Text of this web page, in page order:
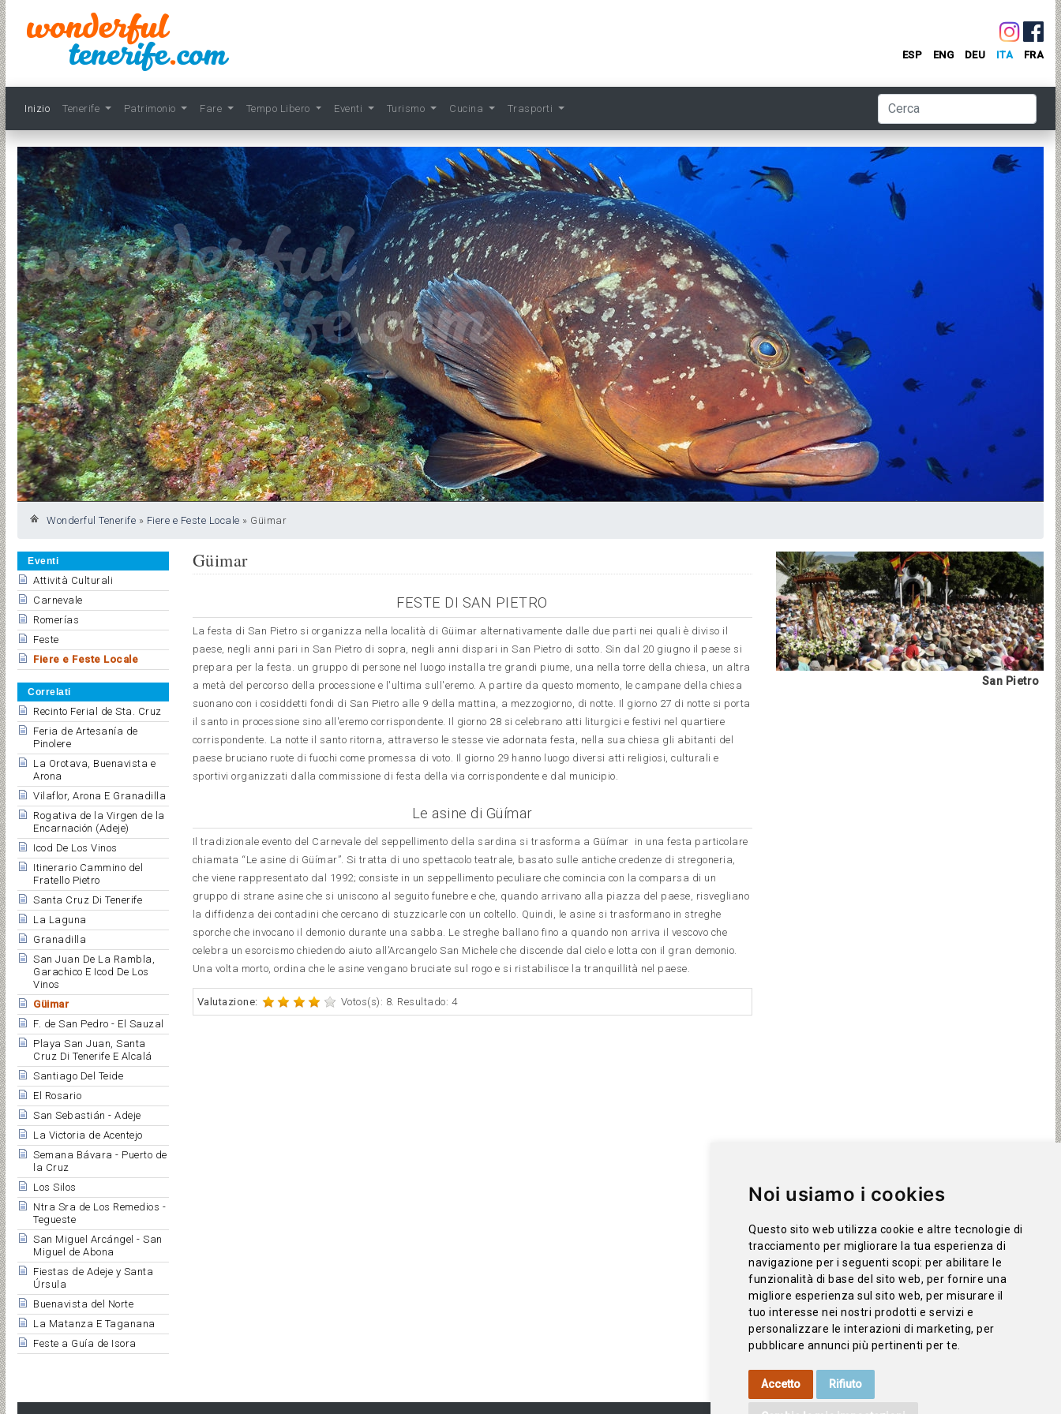
Noi usiamo i cookies
Questo sito web utilizza cookie e altre tecnologie di
tracciamento per migliorare la tua esperienza di
navigazione per i seguenti scopi:per abilitare le
funzionalità di base del sito web, per fornire una
migliore esperienza sul sito web,per misurare il
tuo interesse nei nostri prodotti e servizi e
personalizzare le interazioni di marketing,per
pubblicare annunci più pertinenti per te
Accetto Rifiuto
Inizio Tenerife Patrimonio Fare Tempo Libero Eventi Turismo Cucina Trasporti
ESP ENG DEU ITA FRA
Wonderful Tenerife » Fiere e Feste Locale » Güimar
Eventi
Attività Culturali
Carnevale
Romerías
Feste
Fiere e Feste Locale
Correlati
Recinto Ferial de Sta. Cruz
Feria de Artesanía de
Pinolere
La Orotava, Buenavista e
Arona
Vilaflor, Arona E Granadilla
Rogativa de la Virgen de la
Encarnación (Adeje)
Icod De Los Vinos
Itinerario Cammino del
Fratello Pietro
Santa Cruz Di Tenerife
La Laguna
Granadilla
San Juan De La Rambla,
Garachico E Icod De Los
Vinos
Güimar
F. de San Pedro - El Sauzal
Playa San Juan, Santa
Cruz Di Tenerife E Alcalá
Santiago Del Teide
El Rosario
San Sebastián - Adeje
La Victoria de Acentejo
Semana Bávara - Puerto de
la Cruz
Los Silos
Ntra Sra de Los Remedios -
Tegueste
San Miguel Arcángel - San
Miguel de Abona
Fiestas de Adeje y Santa
Úrsula
Buenavista del Norte
La Matanza E Taganana
Feste a Guía de Isora
Güimar
FESTE DI SAN PIETRO
La festa di San Pietro si organizza nella località di Güimar alternativamente dalle due parti nei quali è diviso il
paese, negli anni pari in San Pietro di sopra, negli anni dispari in San Pietro di sotto. Sin dal 20 giugno il paese si
prepara per la festa. un gruppo di persone nel luogo installa tre grandi piume, una nella torre della chiesa, un altra
a metà del percorso della processione e l'ultima sull'eremo. A partire da questo momento, le campane della chiesa
suonano con i cosiddetti fondi di San Pietro alle 9 della mattina, a mezzogiorno, di notte. Il giorno 27 di notte si porta
il santo in processione sino all'eremo corrispondente. Il giorno 28 si celebrano atti liturgici e festivi nel quartiere
corrispondente. La notte il santo ritorna, attraverso le stesse vie adornata festa, nella sua chiesa gli abitanti del
paese bruciano ruote di fuochi come promessa di voto. Il giorno 29 hanno luogo diversi atti religiosi, culturali e
sportivi organizzati dalla commissione di festa della via corrispondente e dal municipio.
Le asine di Güímar
Il tradizionale evento del Carnevale del seppellimento della sardina si trasforma a Güímar in una festa particolare
chiamata “Le asine di Güímar”. Si tratta di uno spettacolo teatrale, basato sulle antiche credenze di stregoneria,
che viene rappresentato dal 1992; consiste in un seppellimento peculiare che comincia con la comparsa di un
gruppo di strane asine che si uniscono al seguito funebre e che, quando arrivano alla piazza del paese, risvegliano
la diffidenza dei contadini che cercano di stuzzicarle con un coltello. Quindi, le asine si trasformano in streghe
sporche che invocano il demonio durante una sabba. Le streghe ballano fino a quando non arriva il vescovo che
celebra un esorcismo chiedendo aiuto all’Arcangelo San Michele che discende dal cielo e lotta con il gran demonio.
Una volta morto, ordina che le asine vengano bruciate sul rogo e si ristabilisce la tranquillità nel paese.
Valutazione: Votos(s): 8. Resultado: 4
San Pietro